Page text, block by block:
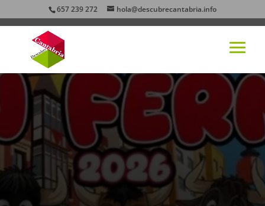
657 239 272 hola@descubrecantabria.info